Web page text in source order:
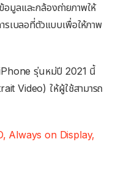
มูลและกล้องถ่ายภาพให้
รเบลอที่ตัวแบบเพื่อให้ภาพ
รุ่นหม่ปี 2021 นี้
Video) ให้ผู้ใช้สามารถ
Always on Display,